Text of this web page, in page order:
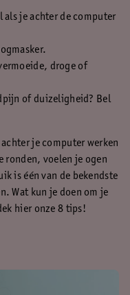
als je achter de computer
droge of
of duizeligheid? Bel
je computer werken
ronden, voelen je ogen
is één van de bekendste
Wat kun je doen om je
hier onze 8 tips!